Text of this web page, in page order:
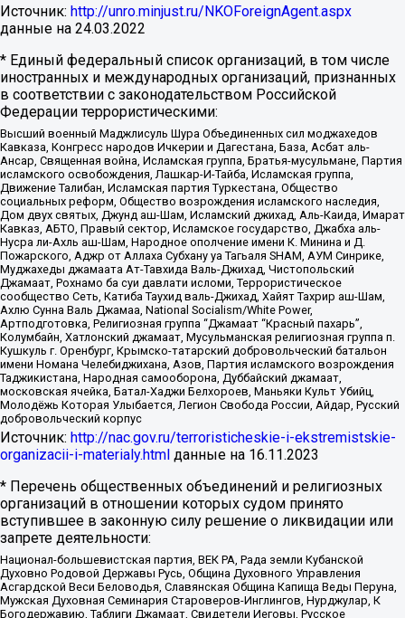
Источник: http://unro.minjust.ru/NKOForeignAgent.aspx
данные на 24.03.2022
* Единый федеральный список организаций, в том числе
иностранных и международных организаций, признанных
в соответствии с законодательством Российской
Федерации террористическими:
Высший военный Маджлисуль Шура Объединенных сил моджахедов
Кавказа, Конгресс народов Ичкерии и Дагестана, База, Асбат аль-
Ансар, Священная война, Исламская группа, Братья-мусульмане, Партия
исламского освобождения, Лашкар-И-Тайба, Исламская группа,
Движение Талибан, Исламская партия Туркестана, Общество
социальных реформ, Общество возрождения исламского наследия,
Дом двух святых, Джунд аш-Шам, Исламский джихад, Аль-Каида, Имарат
Кавказ, АБТО, Правый сектор, Исламское государство, Джабха аль-
Нусра ли-Ахль аш-Шам, Народное ополчение имени К. Минина и Д.
Пожарского, Аджр от Аллаха Субхану уа Тагьаля SHAM, АУМ Синрике,
Муджахеды джамаата Ат-Тавхида Валь-Джихад, Чистопольский
Джамаат, Рохнамо ба суи давлати исломи, Террористическое
сообщество Сеть, Катиба Таухид валь-Джихад, Хайят Тахрир аш-Шам,
Ахлю Сунна Валь Джамаа, National Socialism/White Power,
Артподготовка, Религиозная группа “Джамаат “Красный пахарь”,
Колумбайн, Хатлонский джамаат, Мусульманская религиозная группа п.
Кушкуль г. Оренбург, Крымско-татарский добровольческий батальон
имени Номана Челебиджихана, Азов, Партия исламского возрождения
Таджикистана, Народная самооборона, Дуббайский джамаат,
московская ячейка, Батал-Хаджи Белхороев, Маньяки Культ Убийц,
Молодёжь Которая Улыбается, Легион Свобода России, Айдар, Русский
добровольческий корпус
Источник: http://nac.gov.ru/terroristicheskie-i-ekstremistskie-
organizacii-i-materialy.html данные на 16.11.2023
* Перечень общественных объединений и религиозных
организаций в отношении которых судом принято
вступившее в законную силу решение о ликвидации или
запрете деятельности:
Национал-большевистская партия, ВЕК РА, Рада земли Кубанской
Духовно Родовой Державы Русь, Община Духовного Управления
Асгардской Веси Беловодья, Славянская Община Капища Веды Перуна,
Мужская Духовная Семинария Староверов-Инглингов, Нурджулар, К
Богодержавию, Таблиги Джамаат, Свидетели Иеговы, Русское